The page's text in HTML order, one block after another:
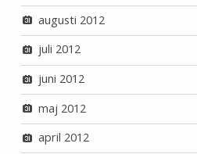
augusti 2012
juli 2012
juni 2012
maj 2012
april 2012